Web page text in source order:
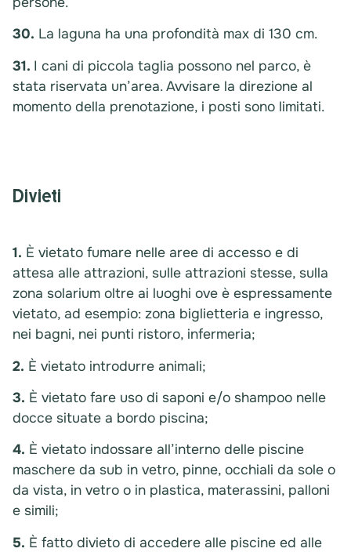
30. La laguna ha una profondità max di 130 cm.
31. I cani di piccola taglia possono nel parco, è
stata riservata un’area. Avvisare la direzione al
momento della prenotazione, i posti sono limitati.
Divieti
1. È vietato fumare nelle aree di accesso e di
attesa alle attrazioni, sulle attrazioni stesse, sulla
zona solarium oltre ai luoghi ove è espressamente
vietato, ad esempio: zona biglietteria e ingresso,
nei bagni, nei punti ristoro, infermeria;
2. È vietato introdurre animali;
3. È vietato fare uso di saponi e/o shampoo nelle
docce situate a bordo piscina;
4. È vietato indossare all’interno delle piscine
maschere da sub in vetro, pinne, occhiali da sole o
da vista, in vetro o in plastica, materassini, palloni
e simili;
5. È fatto divieto di accedere alle piscine ed alle